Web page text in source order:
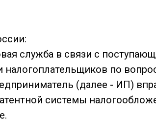
служба в связи с
налогоплательщиков по
(далее - ИП)
системы